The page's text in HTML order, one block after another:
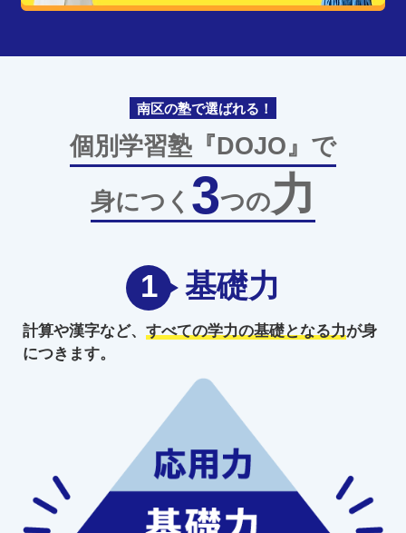
南区の塾で選ばれる！
個別学習塾『DOJO』で
身につく 3つの力
1 基礎力
計算や漢字など、 すべての学力の基礎となる力が身
につきます。